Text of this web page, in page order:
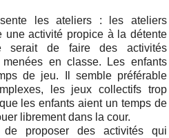
les ateliers : les ateliers
une activité propice à la détente
de faire des activités
en classe. Les enfants
de jeu. Il semble préférable
les jeux collectifs trop
les enfants aient un temps de
librement dans la cour.
proposer des activités qui